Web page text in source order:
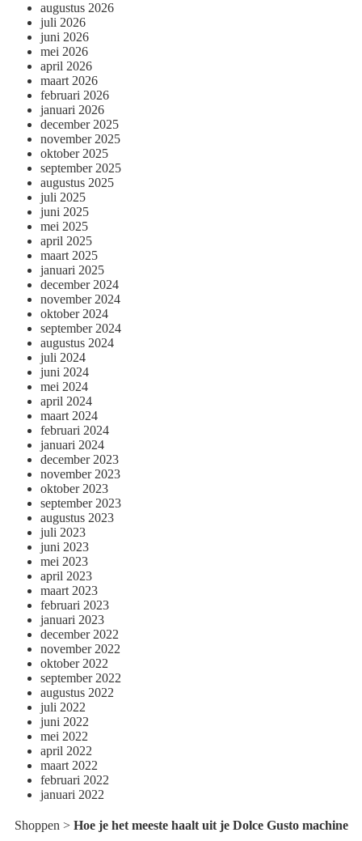
augustus 2026
juli 2026
juni 2026
mei 2026
april 2026
maart 2026
februari 2026
januari 2026
december 2025
november 2025
oktober 2025
september 2025
augustus 2025
juli 2025
juni 2025
mei 2025
april 2025
maart 2025
januari 2025
december 2024
november 2024
oktober 2024
september 2024
augustus 2024
juli 2024
juni 2024
mei 2024
april 2024
maart 2024
februari 2024
januari 2024
december 2023
november 2023
oktober 2023
september 2023
augustus 2023
juli 2023
juni 2023
mei 2023
april 2023
maart 2023
februari 2023
januari 2023
december 2022
november 2022
oktober 2022
september 2022
augustus 2022
juli 2022
juni 2022
mei 2022
april 2022
maart 2022
februari 2022
januari 2022
Shoppen> Hoe je het meeste haalt uit je Dolce Gusto machine